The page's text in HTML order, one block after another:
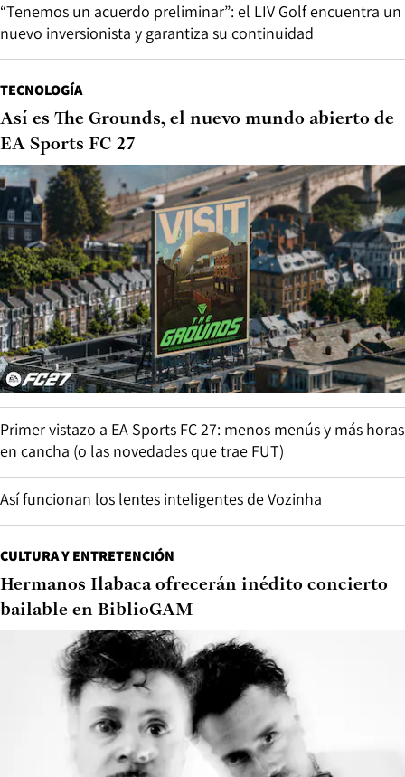
“Tenemos un acuerdo preliminar”: el LIV Golf encuentra un
nuevo inversionista y garantiza su continuidad
TECNOLOGÍA
Así es The Grounds, el nuevo mundo abierto de
EA Sports FC 27
Primer vistazo a EA Sports FC 27: menos menús y más horas
en cancha (o las novedades que trae FUT)
Así funcionan los lentes inteligentes de Vozinha
CULTURA Y ENTRETENCIÓN
Hermanos Ilabaca ofrecerán inédito concierto
bailable en BiblioGAM